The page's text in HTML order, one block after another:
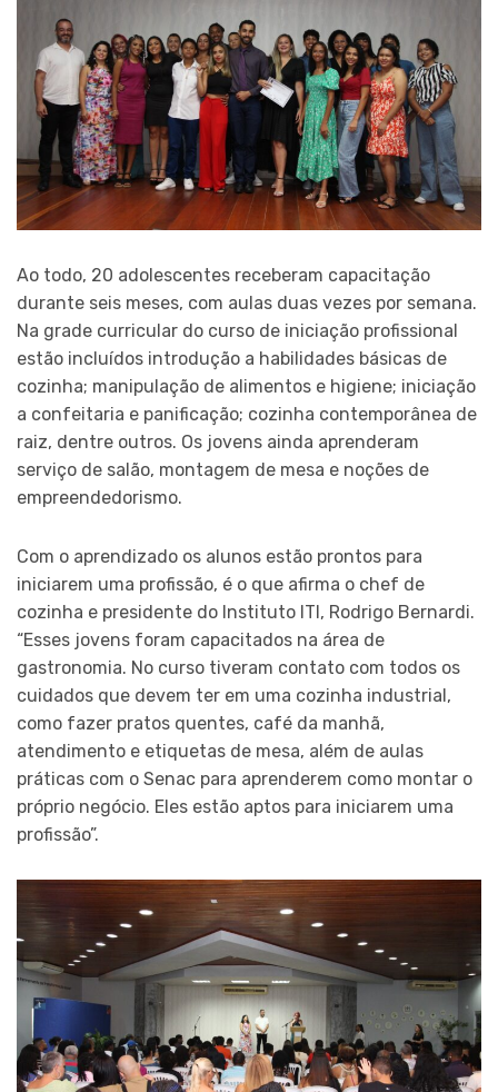
Ao todo, 20 adolescentes receberam capacitação
durante seis meses, com aulas duas vezes por semana.
Na grade curricular do curso de iniciação profissional
estão incluídos introdução a habilidades básicas de
cozinha; manipulação de alimentos e higiene; iniciação
a confeitaria e panificação; cozinha contemporânea de
raiz, dentre outros. Os jovens ainda aprenderam
serviço de salão, montagem de mesa e noções de
empreendedorismo.
Com o aprendizado os alunos estão prontos para
iniciarem uma profissão, é o que afirma o chef de
cozinha e presidente do Instituto ITI, Rodrigo Bernardi.
“Esses jovens foram capacitados na área de
gastronomia. No curso tiveram contato com todos os
cuidados que devem ter em uma cozinha industrial,
como fazer pratos quentes, café da manhã,
atendimento e etiquetas de mesa, além de aulas
práticas com o Senac para aprenderem como montar o
próprio negócio. Eles estão aptos para iniciarem uma
profissão”.